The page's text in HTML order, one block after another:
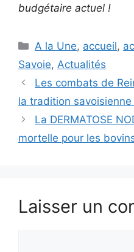
budgétaire actuel !
Catégories
A la Une, accueil,
Savoie, Actualités
Les combats de
la tradition savoisienne
La DERMATOSE
mortelle pour les
Laisser un